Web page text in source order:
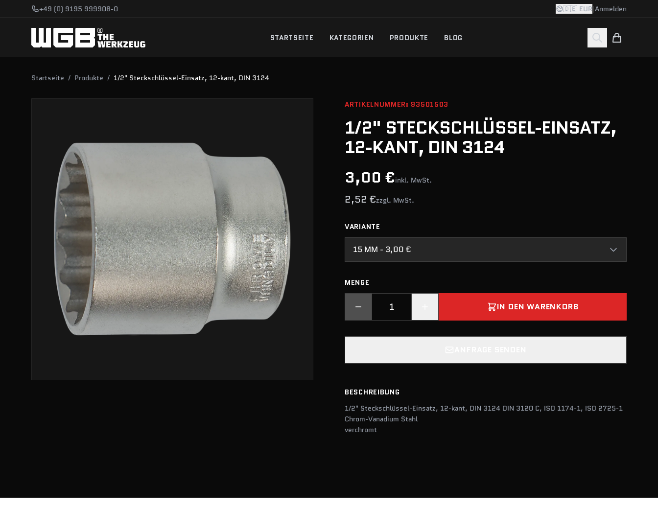
Zum Hauptinhalt springen
+49 (0) 9195 999908-0 🇩🇪 EUR|Anmelden
STARTSEITE KATEGORIEN PRODUKTE BLOG
Startseite / Produkte / 1/2" Steckschlüssel-Einsatz, 12-kant, DIN 3124
ARTIKELNUMMER: 93501503
1/2" STECKSCHLÜSSEL-EINSATZ,
12-KANT, DIN 3124
3,00 €inkl. MwSt.
2,52 €zzgl. MwSt.
VARIANTE
15 MM - 3,00 €
MENGE
IN DEN WARENKORB
BESCHREIBUNG
1/2" Steckschlüssel-Einsatz, 12-kant, DIN 3124 DIN 3120 C, ISO 1174-1, ISO 2725-1
Chrom-Vanadium Stahl
verchromt